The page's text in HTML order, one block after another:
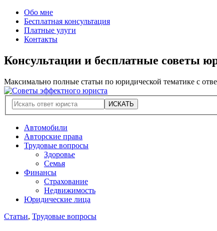
Обо мне
Бесплатная консультация
Платные улуги
Контакты
Консультации и бесплатные советы
Максимально полные статьи по юридической тематике с
Автомобили
Авторские права
Трудовые вопросы
Здоровье
Семья
Финансы
Страхование
Недвижимость
Юридические лица
Статьи, Трудовые вопросы